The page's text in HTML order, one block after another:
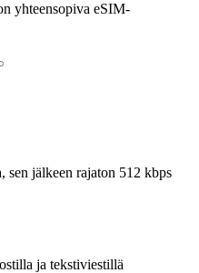
yhteensopiva eSIM-
sen jälkeen rajaton 512 kbps
ja tekstiviestillä